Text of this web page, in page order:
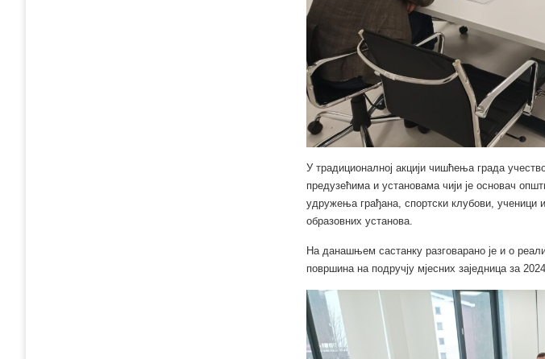
У традиционалној акцији чишћења града
предузећима и установама чији је основач
удружења грађана, спортски клубови, ученици
образовних установа.
На данашњем састанку разговарано је и о
површина на подручју мјесних заједница за